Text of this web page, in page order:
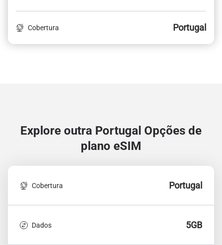
Cobertura Portugal
Explore outra Portugal Opções de
plano eSIM
Cobertura Portugal
Dados 5GB